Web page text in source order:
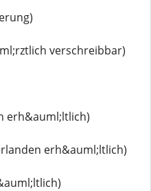
verschreibbar)
erh&auml;ltlich)
erh&auml;ltlich)